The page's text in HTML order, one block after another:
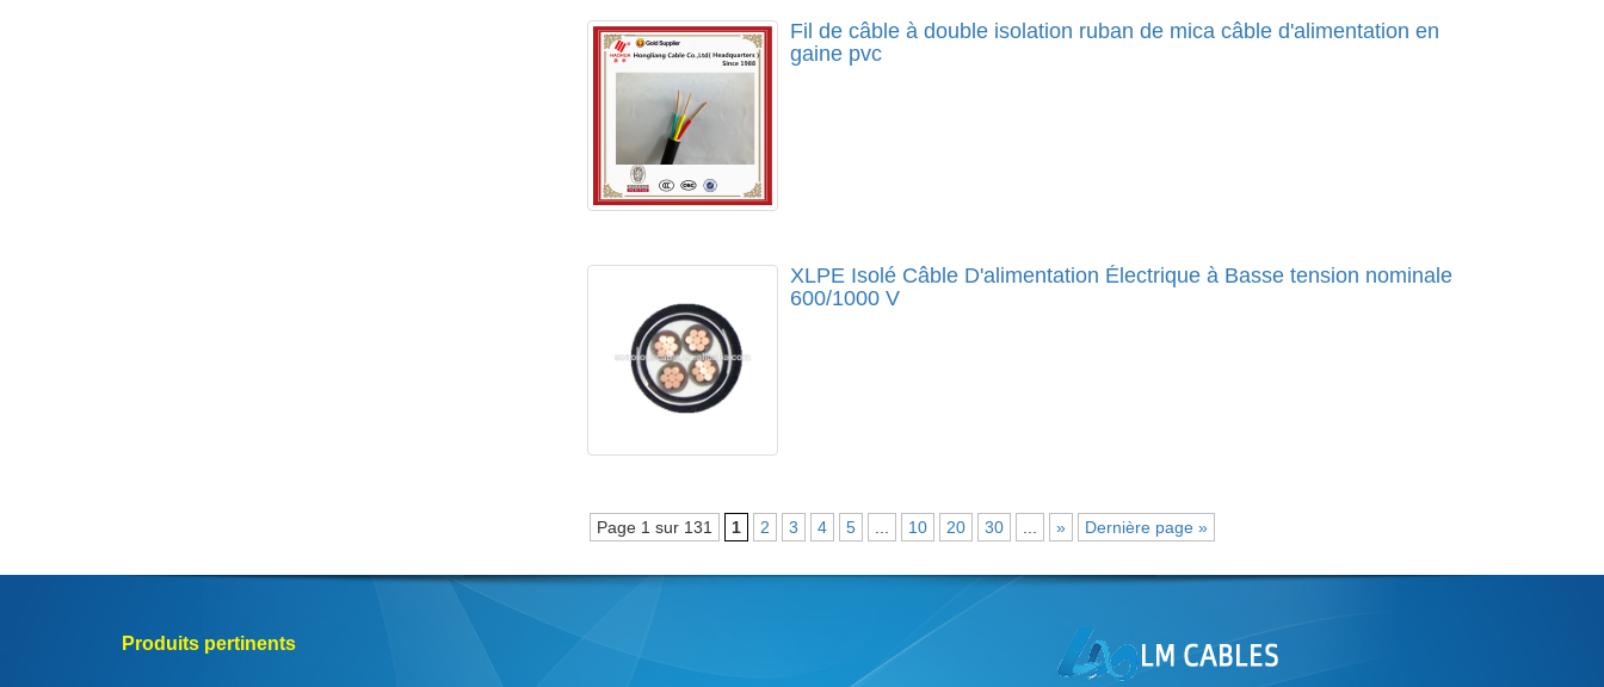
Fil de câble à double isolation ruban de mica câble d'alimentation en
gaine pvc
XLPE Isolé Câble D'alimentation Électrique à Basse tension nominale
600/1000 V
Page 1 sur 131 1 2 3 4 5 10 20 30 » Dernière page »
Produits pertinents